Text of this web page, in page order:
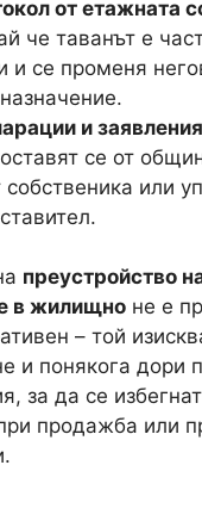
от етажната
че таванът е
и се променя
и
се от
собственика или
преустройство
в жилищно не е
– той
и понякога дори
за да се
продажба или